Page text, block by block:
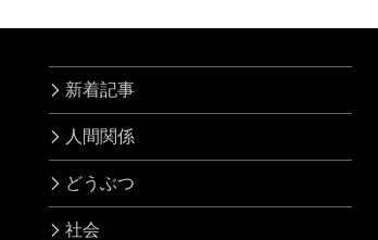
新着記事
人間関係
どうぶつ
社会